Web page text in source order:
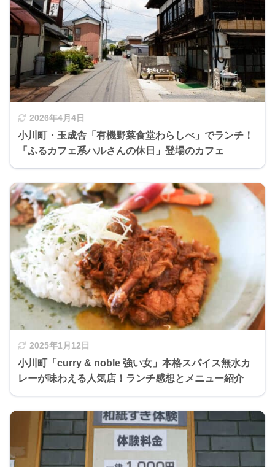
2026年4月4日
小川町・玉成舎「有機野菜食堂わらしべ」でランチ！
「ふるカフェ系ハルさんの休日」登場のカフェ
2025年1月12日
小川町「curry & noble 強い女」本格スパイス無水カ
レーが味わえる人気店！ランチ感想とメニュー紹介